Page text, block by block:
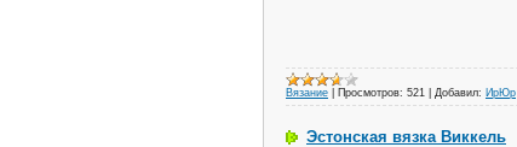
Вязание Просмотров: 521 Добавил: ИрЮр
Эстонская вязка Виккель